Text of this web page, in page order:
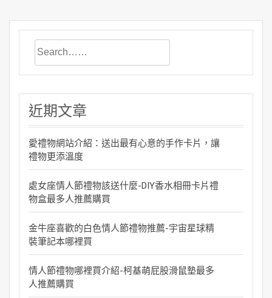
近期文章
愛禮物網站介紹：送出最有心意的手作卡片，讓
禮物更添溫度
處女座情人節禮物該送什麼-DIY香水相冊卡片禮
物盒最多人推薦購買
金牛座喜歡的白色情人節禮物推薦-宇宙星球精
裝筆記本哪裡買
情人節禮物哪裡買介紹-柯基萌屁股滑鼠墊最多
人推薦購買